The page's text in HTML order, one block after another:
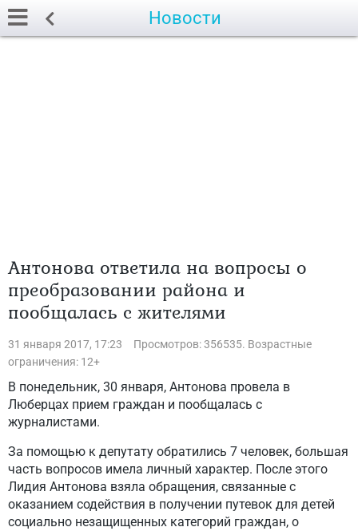
Новости
Антонова ответила на вопросы о
преобразовании района и
пообщалась с жителями
31 января 2017, 17:23
Просмотров: 356535. Возрастные
ограничения: 12+
В понедельник, 30 января, Антонова провела в
Люберцах прием граждан и пообщалась с
журналистами.
За помощью к депутату обратились 7 человек, большая
часть вопросов имела личный характер. После этого
Лидия Антонова взяла обращения, связанные с
оказанием содействия в получении путевок для детей
социально незащищенных категорий граждан, о